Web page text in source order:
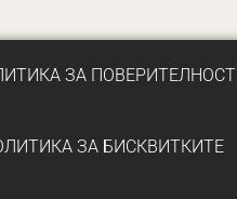
ЗА ПОВЕРИТЕЛНОСТ
ЗА БИСКВИТКИТЕ